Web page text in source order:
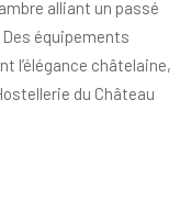
alliant un passé
équipements
l’élégance châtelaine,
du Château